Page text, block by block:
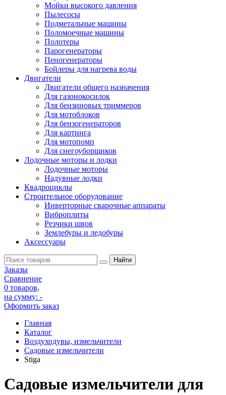
Мойки высокого давления
Пылесосы
Подметальные машины
Поломоечные машины
Полотеры
Парогенераторы
Пеногенераторы
Бойлеры для нагрева воды
Двигатели
Двигатели общего назначения
Для газонокосилок
Для бензиновых триммеров
Для мотоблоков
Для бензогенераторов
Для картинга
Для мотопомп
Для снегоуборщиков
Лодочные моторы и лодки
Лодочные моторы
Надувные лодки
Квадроциклы
Строительное оборудование
Инверторные сварочные аппараты
Виброплиты
Резчики швов
Землебуры и ледобуры
Аксессуары
Заказы
Сравнение
0 товаров,
на сумму: -
Оформить заказ
Главная
Каталог
Воздуходувы, измельчители
Садовые измельчители
Stiga
Садовые измельчители для